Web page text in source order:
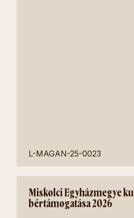
L-MAGAN-25-0023
Miskolci Egyházmegye
bértámogatása 2026